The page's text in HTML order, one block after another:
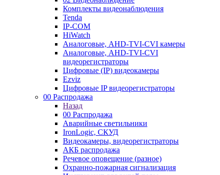
Комплекты видеонаблюдения
Tenda
IP-COM
HiWatch
Аналоговые, AHD-TVI-CVI камеры
Аналоговые, AHD-TVI-CVI
видеорегистраторы
Цифровые (IP) видеокамеры
Ezviz
Цифровые IP видеорегистраторы
00 Распродажа
Назад
00 Распродажа
Аварийные светильники
IronLogic, СКУД
Видеокамеры, видеорегистраторы
АКБ распродажа
Речевое оповещение (разное)
Охранно-пожарная сигнализация